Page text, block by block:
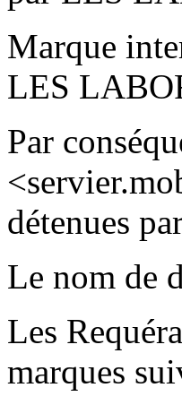
Marque
LES
Par
détenues
Le nom de
Les
marques